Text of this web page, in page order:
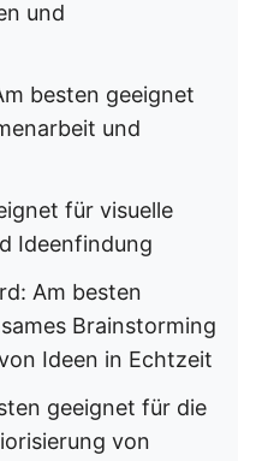
und
besten geeignet
und
für visuelle
Ideenfindung
Am besten
Brainstorming
Ideen in Echtzeit
geeignet für die
von